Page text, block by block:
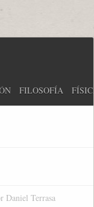
FILOSOFÍA
Daniel Terrasa